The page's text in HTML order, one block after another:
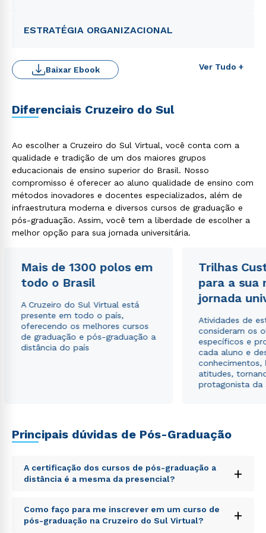
ESTRATÉGIA ORGANIZACIONAL
Ver Tudo +
Baixar Ebook
Diferenciais Cruzeiro do Sul
Ao escolher a Cruzeiro do Sul Virtual, você conta com a
qualidade e tradição de um dos maiores grupos
educacionais de ensino superior do Brasil. Nosso
compromisso é oferecer ao aluno qualidade de ensino com
métodos inovadores e docentes especializados, além de
infraestrutura moderna e diversos cursos de graduação e
pós-graduação. Assim, você tem a liberdade de escolher a
melhor opção para sua jornada universitária.
Mais de 1300 polos em
todo o Brasil
A Cruzeiro do Sul Virtual está
presente em todo o país,
oferecendo os melhores cursos
de graduação e pós-graduação a
distância do país
Trilhas
para a sua
jornada
Atividades de
consideram os
específicos e
cada aluno e
conhecimentos,
atitudes,
protagonista da
Principais dúvidas de Pós-Graduação
A certificação dos cursos de pós-graduação a
distância é a mesma da presencial?
+
Sed ut perspiciatis unde omnis iste natus error sit
voluptatem accusantium doloremque laudantium,
totam rem aperiam, eaque ipsa quae ab illo inventore
Como faço para me inscrever em um curso de
pós-graduação na Cruzeiro do Sul Virtual?
+
ou
envio de conteúdos da Cruzeiro do Sul.